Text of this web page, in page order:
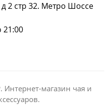
2 стр 32. Метро Шоссе
21:00
магазин чая и